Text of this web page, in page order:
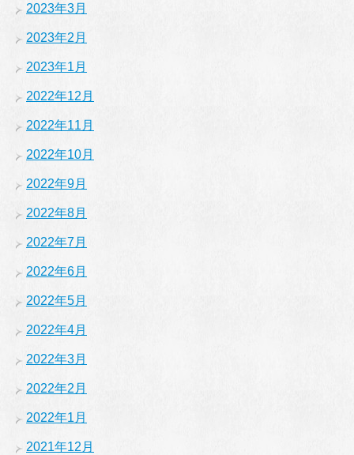
2023年3月
2023年2月
2023年1月
2022年12月
2022年11月
2022年10月
2022年9月
2022年8月
2022年7月
2022年6月
2022年5月
2022年4月
2022年3月
2022年2月
2022年1月
2021年12月